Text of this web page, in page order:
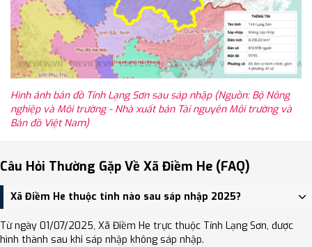
Hình ảnh bản đồ Tỉnh Lạng Sơn sau sáp nhập (Nguồn: Bộ Nông
nghiệp và Môi trường - Nhà xuất bản Tài nguyên Môi trường và
Bản đồ Việt Nam)
Câu Hỏi Thường Gặp Về Xã Điềm He (FAQ)
Xã Điềm He thuộc tỉnh nào sau sáp nhập 2025?
Từ ngày 01/07/2025, Xã Điềm He trực thuộc Tỉnh Lạng Sơn, được
hình thành sau khi sáp nhập không sáp nhập.